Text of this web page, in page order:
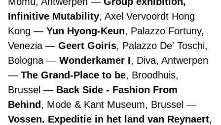
Infinitive Mutability, Axel Vervoordt Hong
Kong
Yun Hyong-Keun, Palazzo Fortuny,
Venezia
Geert Goiris, Palazzo De' Toschi,
Bologna
Wonderkamer I, Diva, Antwerpen
The Grand-Place to be, Broodhuis,
Brussel
Back Side - Fashion From
Behind, Mode & Kant Museum, Brussel
Vossen. Expeditie in het land van Reynaert,